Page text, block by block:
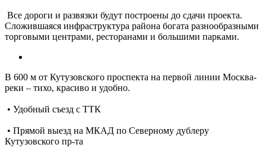
Все дороги и развязки будут построены до сдачи проекта.
Сложившаяся инфраструктура района богата разнообразными
торговыми центрами, ресторанами и большими парками.
В 600 м от Кутузовского проспекта на первой линии Москва-
реки – тихо, красиво и удобно.
• Удобный съезд с ТТК
• Прямой выезд на МКАД по Северному дублеру
Кутузовского пр-та